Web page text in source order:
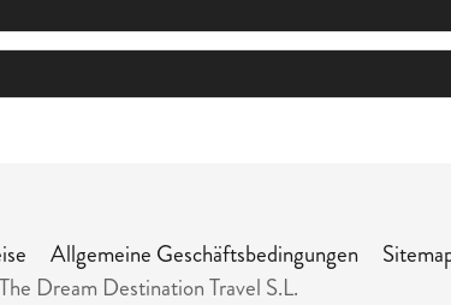
Allgemeine Geschäftsbedingungen
Dream Destination Travel S.L.